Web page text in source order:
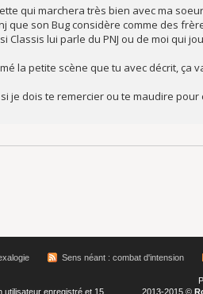
qui marchera très bien avec ma
que son Bug considère comme des
Classis lui parle du PNJ ou de moi qui
la petite scène que tu avec décrit, ça
je dois te remercier ou te maudire
Sens néant : combat d'intension
utilisateur enregistré et 15
2013-2015 ©